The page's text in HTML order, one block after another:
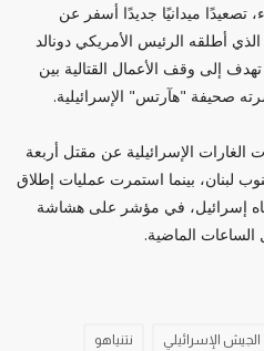
تصعيدًا ميدانيًا جديدًا أسفر عن
أطلقه الرئيس الأمريكي دونالد
إلى وقف الأعمال القتالية بين
صحيفة "هآرتس" الإسرائيلية.
الغارات الإسرائيلية عن مقتل أربعة
بينما استمرت عمليات إطلاق
إسرائيل، في مؤشر على هشاشة
الساعات الماضية.
الجيش الإسرائيلي نتنياهو